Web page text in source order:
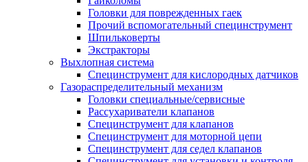
Головки для поврежденных гаек
Прочий вспомогательный специнструмент
Шпильковерты
Экстракторы
Выхлопная система
Специнструмент для кислородных датчиков
Газораспределительный механизм
Головки специальные/сервисные
Рассухариватели клапанов
Специнструмент для клапанов
Специнструмент для моторной цепи
Специнструмент для седел клапанов